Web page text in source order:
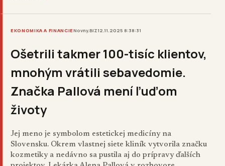
EKONOMIKA A FINANCIENovny.BIZ12.11.2025 8:38:31
Ošetrili takmer 100-tisíc klientov,
mnohým vrátili sebavedomie.
Značka Pallová mení ľuďom
životy
Jej meno je symbolom estetickej medicíny na
Slovensku. Okrem vlastnej siete kliník vytvorila značku
kozmetiky a nedávno sa pustila aj do prípravy ďalších